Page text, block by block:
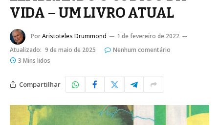
VIDA – UM LIVRO ATUAL
PorAristoteles Drummond
1 de fevereiro de 2022
Atualizado: 9 de maio de 2025
Nenhum comentário
3 Mins lidos
Compartilhar